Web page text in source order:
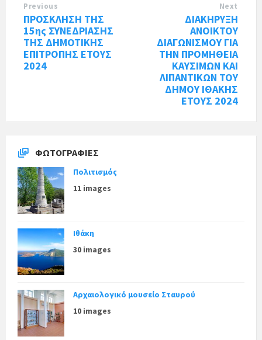
Previous
ΠΡΟΣΚΛΗΣΗ ΤΗΣ
15ης ΣΥΝΕΔΡΙΑΣΗΣ
ΤΗΣ ΔΗΜΟΤΙΚΗΣ
ΕΠΙΤΡΟΠΗΣ ΕΤΟΥΣ
2024
Next
ΔΙΑΚΗΡΥΞΗ
ΑΝΟΙΚΤΟΥ
ΔΙΑΓΩΝΙΣΜΟΥ ΓΙΑ
ΤΗΝ ΠΡΟΜΗΘΕΙΑ
ΚΑΥΣΙΜΩΝ ΚΑΙ
ΛΙΠΑΝΤΙΚΩΝ ΤΟΥ
ΔΗΜΟΥ ΙΘΑΚΗΣ
ΕΤΟΥΣ 2024
ΦΩΤΟΓΡΑΦΊΕΣ
Πολιτισμός
11 images
Ιθάκη
30 images
Αρχαιολογικό μουσείο Σταυρού
10 images